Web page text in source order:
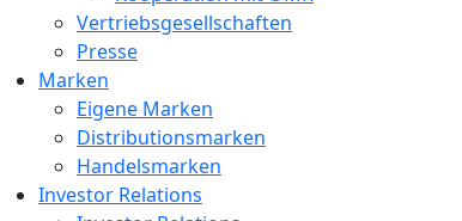
Vertriebsgesellschaften
Presse
Marken
Eigene Marken
Distributionsmarken
Handelsmarken
Investor Relations